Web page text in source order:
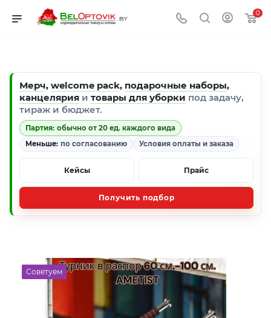
0
Мерч, welcome pack, подарочные наборы,
канцелярия и товары для уборки под задачу,
тираж и бюджет.
Партия: обычно от 20 ед. каждого вида
Меньше: по согласованию Условия оплаты и заказа
Кейсы Прайс
Получить подбор
Советуем